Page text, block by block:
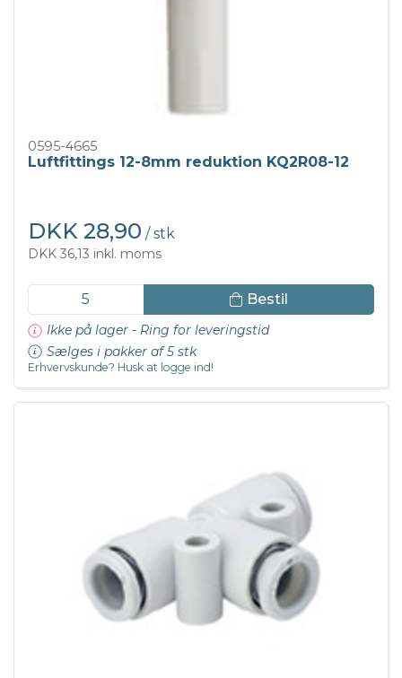
0595-4665
Luftfittings 12-8mm reduktion KQ2R08-12
DKK 28,90 / stk
DKK 36,13 inkl. moms
Bestil
Ikke på lager - Ring for leveringstid
Sælges i pakker af 5 stk
Erhvervskunde? Husk at logge ind!